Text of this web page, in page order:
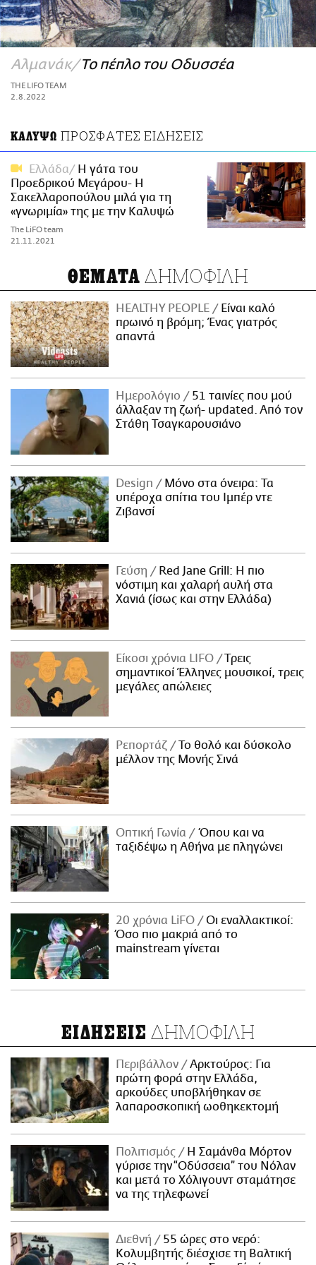
ΑΜΠΑ
PRINT
Αλμανάκ Το πέπλο του Οδυσσέα
THE LIFO TEAM
2.8.2022
ΚΑΛΥΨΩ ΠΡΟΣΦΑΤΕΣ ΕΙΔΗΣΕΙΣ
Ελλάδα
Η γάτα του
Προεδρικού Μεγάρου- Η
Σακελλαροπούλου μιλά για τη
«γνωριμία» της με την Καλυψώ
The LiFO team
21.11.2021
ΘΕΜΑΤΑ ΔΗΜΟΦΙΛΗ
HEALTHY PEOPLE
Είναι καλό
πρωινό η βρόμη; Ένας γιατρός
απαντά
Ημερολόγιο
51 ταινίες που μού
άλλαξαν τη ζωή- updated. Aπό τον
Στάθη Τσαγκαρουσιάνο
Design
Μόνο στα όνειρα: Τα
υπέροχα σπίτια του Ιμπέρ ντε
Ζιβανσί
Γεύση
Red Jane Grill: Η πιο
νόστιμη και χαλαρή αυλή στα
Χανιά (ίσως και στην Ελλάδα)
Είκοσι χρόνια LIFO
Tρεις
σημαντικοί Έλληνες μουσικοί, τρεις
μεγάλες απώλειες
Ρεπορτάζ
Το θολό και δύσκολο
μέλλον της Μονής Σινά
Οπτική Γωνία
Όπου και να
ταξιδέψω η Αθήνα με πληγώνει
20 χρόνια LiFO
Οι εναλλακτικοί:
Όσο πιο μακριά από το
mainstream γίνεται
ΕΙΔΗΣΕΙΣ ΔΗΜΟΦΙΛΗ
Περιβάλλον
Αρκτούρος: Για
πρώτη φορά στην Ελλάδα,
αρκούδες υποβλήθηκαν σε
λαπαροσκοπική ωοθηκεκτομή
Πολιτισμός
Η Σαμάνθα Μόρτον
γύρισε την “Οδύσσεια” του Νόλαν
και μετά το Χόλιγουντ σταμάτησε
να της τηλεφωνεί
Διεθνή
55 ώρες στο νερό:
Κολυμβητής διέσχισε τη Βαλτική